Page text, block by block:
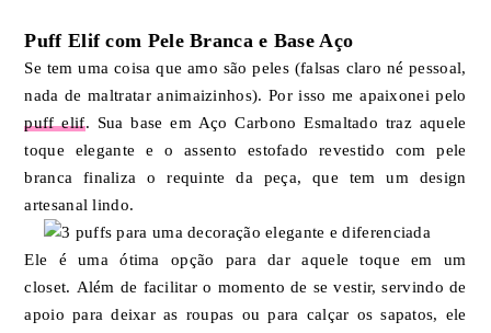
Puff Elif com Pele Branca e Base Aço
Se tem uma coisa que amo são peles (falsas claro né pessoal,
nada de maltratar animaizinhos). Por isso me apaixonei pelo
puff elif. Sua base em Aço Carbono Esmaltado traz aquele
toque elegante e o assento estofado revestido com pele
branca finaliza o requinte da peça, que tem um design
artesanal lindo.
Ele é uma ótima opção para dar aquele toque em um
closet. Além de facilitar o momento de se vestir, servindo de
apoio para deixar as roupas ou para calçar os sapatos, ele